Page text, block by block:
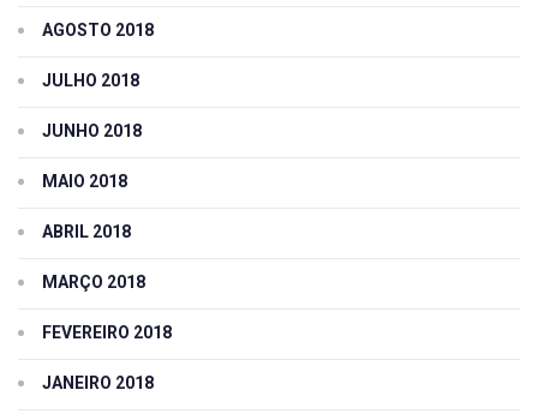
AGOSTO 2018
JULHO 2018
JUNHO 2018
MAIO 2018
ABRIL 2018
MARÇO 2018
FEVEREIRO 2018
JANEIRO 2018